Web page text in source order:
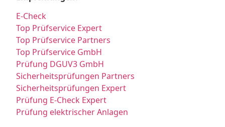
E-Check
Top Prüfservice Expert
Top Prüfservice Partners
Top Prüfservice GmbH
Prüfung DGUV3 GmbH
Sicherheitsprüfungen Partners
Sicherheitsprüfungen Expert
Prüfung E-Check Expert
Prüfung elektrischer Anlagen